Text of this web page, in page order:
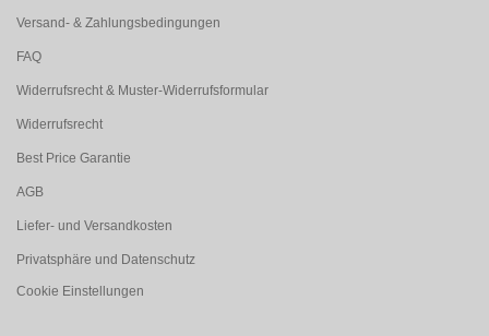
Versand- & Zahlungsbedingungen
FAQ
Widerrufsrecht & Muster-Widerrufsformular
Widerrufsrecht
Best Price Garantie
AGB
Liefer- und Versandkosten
Privatsphäre und Datenschutz
Cookie Einstellungen